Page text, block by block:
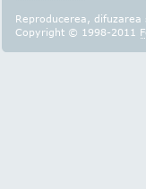
Reproducerea,
Copyright © 1998-2011